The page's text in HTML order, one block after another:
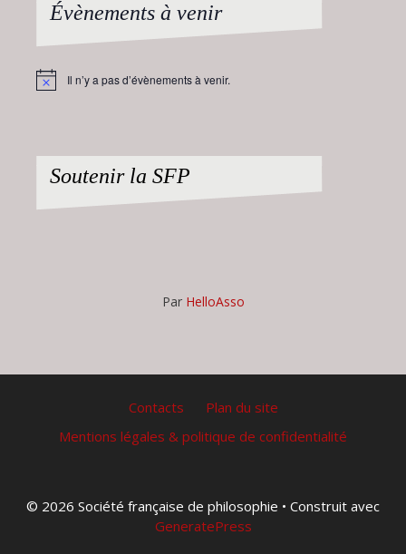
Évènements à venir
Notice Il n’y a pas d’évènements à venir.
Soutenir la SFP
Par HelloAsso
Contacts
Plan du site
Mentions légales & politique de confidentialité
© 2026 Société française de philosophie • Construit avec
GeneratePress